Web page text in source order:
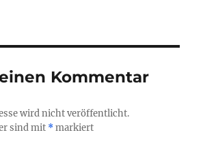
Kommentar
wird nicht veröffentlicht.
sind mit *markiert